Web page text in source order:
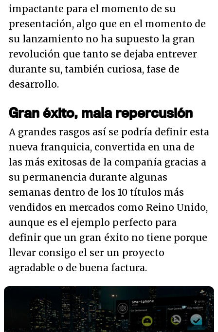
impactante para el momento de su
presentación, algo que en el momento de
su lanzamiento no ha supuesto la gran
revolución que tanto se dejaba entrever
durante su, también curiosa, fase de
desarrollo.
Gran éxito, mala repercusión
A grandes rasgos así se podría definir esta
nueva franquicia, convertida en una de
las más exitosas de la compañía gracias a
su permanencia durante algunas
semanas dentro de los 10 títulos más
vendidos en mercados como Reino Unido,
aunque es el ejemplo perfecto para
definir que un gran éxito no tiene porque
llevar consigo el ser un proyecto
agradable o de buena factura.